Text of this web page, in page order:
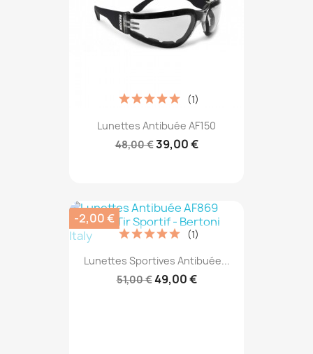
Lunettes Antibuée AF150
48,00 €39,00 €
(1)
Lunettes Sportives Antibuée...
51,00 €49,00 €
(1)
-2,00 €